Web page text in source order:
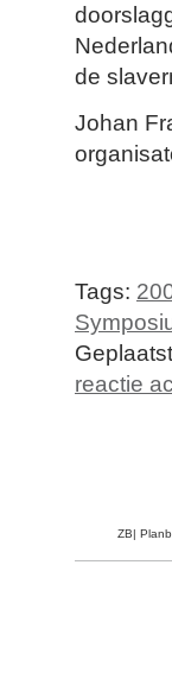
de
Johan
Tags:
reactie
ZB|